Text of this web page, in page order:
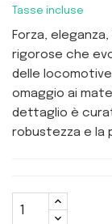
Tasse incluse
Forza,
rigorose che
delle locomotive
omaggio ai
dettaglio è
robustezza e la